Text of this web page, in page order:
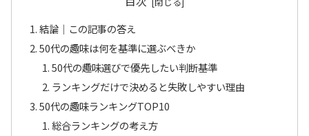
結論｜この記事の答え
50代の趣味は何を基準に選ぶべきか
50代の趣味選びで優先したい判断基準
ランキングだけで決めると失敗しやすい理由
50代の趣味ランキングTOP10
総合ランキングの考え方